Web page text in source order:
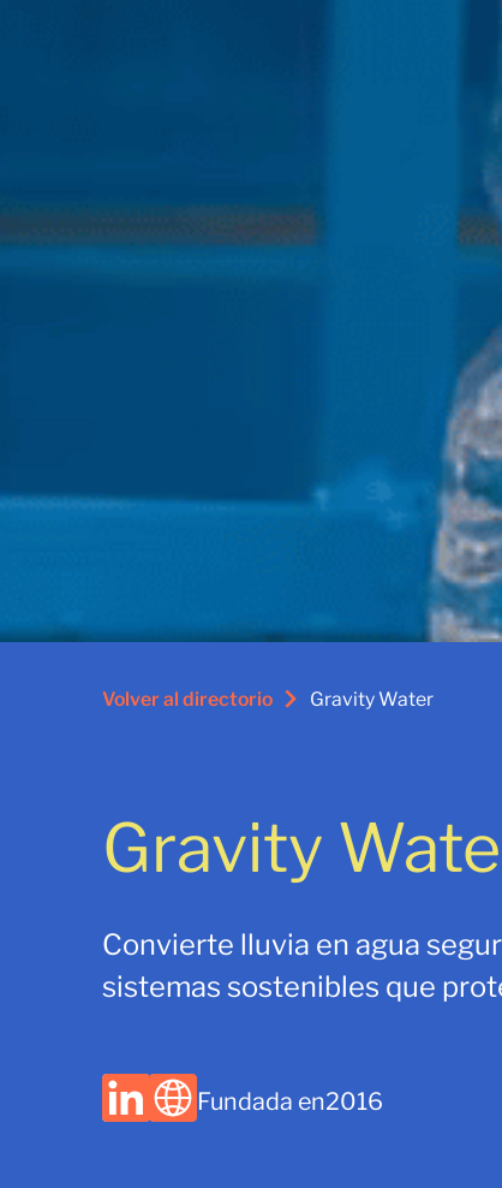
Volver al directorio Gravity Water
Gravity
Convierte lluvia en agua
sistemas sostenibles que
Fundada en2016